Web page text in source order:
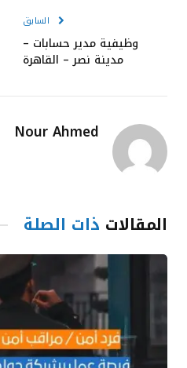
السابق
وظيفية مدير حسابات –
مدينة نصر – القاهرة
Nour Ahmed
المقالات ذات الصلة